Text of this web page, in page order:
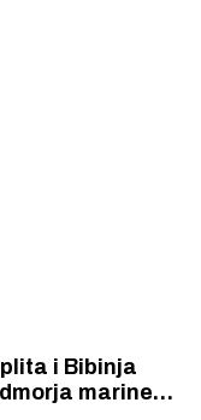
i Bibinja
marine